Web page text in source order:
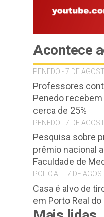
Acontece
PENEDO - 7 DE
Professores
Penedo
cerca de 25%
PENEDO - 7 DE
Pesquisa sobre
prêmio nacional
Faculdade de
POLICIAL - 7 DE
Casa é alvo de
em Porto Real